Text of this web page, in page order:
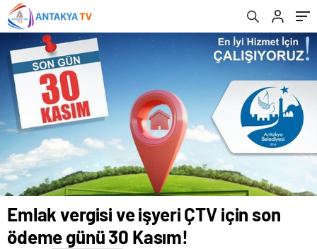
Emlak vergisi ve işyeri ÇTV için son
ödeme günü 30 Kasım!